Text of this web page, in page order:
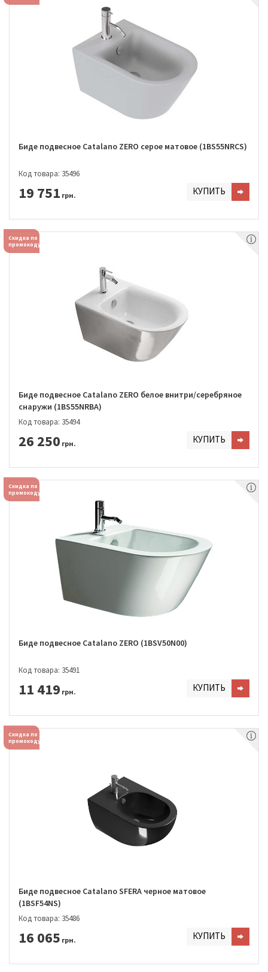
Биде подвесное Catalano ZERO серое матовое (1BS55NRCS)
Код товара: 35496
19 751 грн. КУПИТЬ
Скидка по
промокоду
Биде подвесное Catalano ZERO белое внитри/серебряное
снаружи (1BS55NRBA)
Код товара: 35494
26 250 грн. КУПИТЬ
Скидка по
промокоду
Биде подвесное Catalano ZERO (1BSV50N00)
Код товара: 35491
11 419 грн. КУПИТЬ
Скидка по
промокоду
Биде подвесное Catalano SFERA черное матовое
(1BSF54NS)
Код товара: 35486
16 065 грн. КУПИТЬ